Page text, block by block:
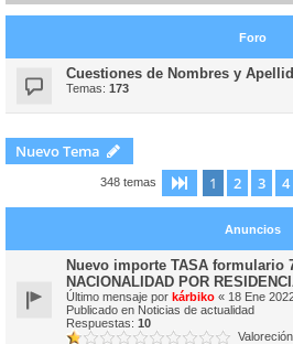
Foro
Cuestiones de Nombres y
Temas: 173
Nuevo Tema
348 temas Página de 12
1 2 3 4
Anuncios
Nuevo importe TASA formulario
NACIONALIDAD POR
Último mensaje por kárbiko « 18 Ene
Publicado en Noticias de actualidad
Respuestas: 10